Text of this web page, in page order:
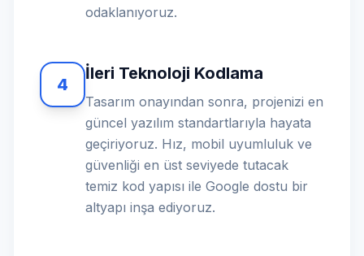
odaklanıyoruz.
4
İleri Teknoloji Kodlama
Tasarım onayından sonra, projenizi en
güncel yazılım standartlarıyla hayata
geçiriyoruz. Hız, mobil uyumluluk ve
güvenliği en üst seviyede tutacak
temiz kod yapısı ile Google dostu bir
altyapı inşa ediyoruz.